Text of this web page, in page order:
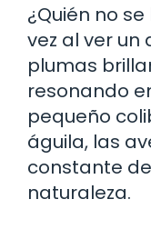
¿Quién no
vez al ver un
plumas
resonando
pequeño
águila, las
constante
naturaleza.